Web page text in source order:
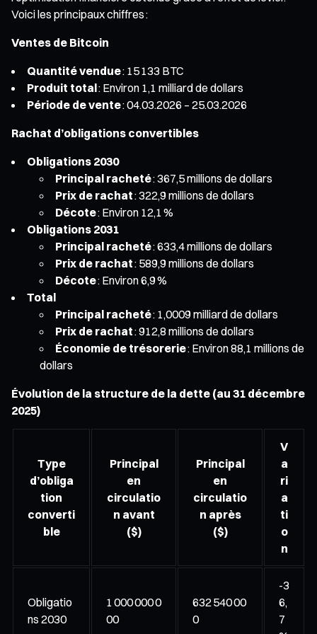
Voici les principaux chiffres :
Ventes de Bitcoin
Quantité vendue: 15 133 BTC
Produit total: Environ 1,1 milliard de dollars
Période de vente: 04.03.2026 – 25.03.2026
Rachat d’obligations convertibles
Obligations 2030
Principal racheté: 367,5 millions de dollars
Prix de rachat: 322,9 millions de dollars
Décote: Environ 12,1 %
Obligations 2031
Principal racheté: 633,4 millions de dollars
Prix de rachat: 589,9 millions de dollars
Décote: Environ 6,9 %
Total
Principal racheté: 1,0009 milliard de dollars
Prix de rachat: 912,8 millions de dollars
Économie de trésorerie: Environ 88,1 millions de
dollars
Évolution de la structure de la dette (au 31 décembre
2025)
Type
d’obliga
tion
converti
ble
Principal
en
circulatio
n avant
($)
Principal
en
circulatio
n après
($)
V
a
ri
a
ti
o
n
Obligatio
ns 2030
1 000 000 0
00
632 540 00
0
-3
6,
7